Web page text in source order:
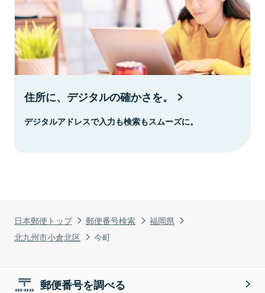
日本郵便トップ 郵便番号検索
福岡県
北九州市小倉北区
今町
住所に、デジタルの確かさを。
デジタルアドレスで入力も検索もスムーズに。
郵便番号を調べる